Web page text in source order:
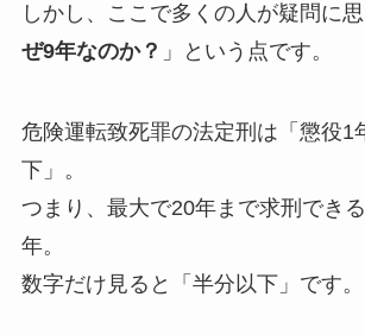
しかし、ここで多くの人が疑問に
ぜ9年なのか？ 」という点です。
危険運転致死罪の法定刑は「懲役1
下」。
つまり、最大で20年まで求刑でき
年。
数字だけ見ると「半分以下」です。